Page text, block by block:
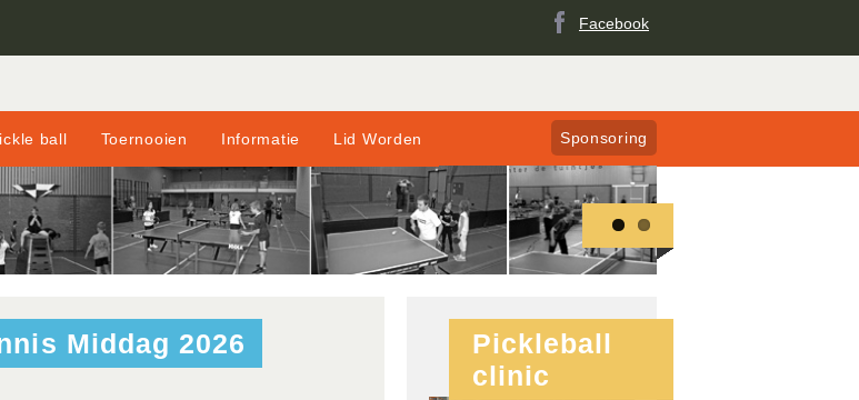
Facebook
ball Toernooien Informatie Lid Worden Sponsoring
Middag 2026
Pickleball
clinic